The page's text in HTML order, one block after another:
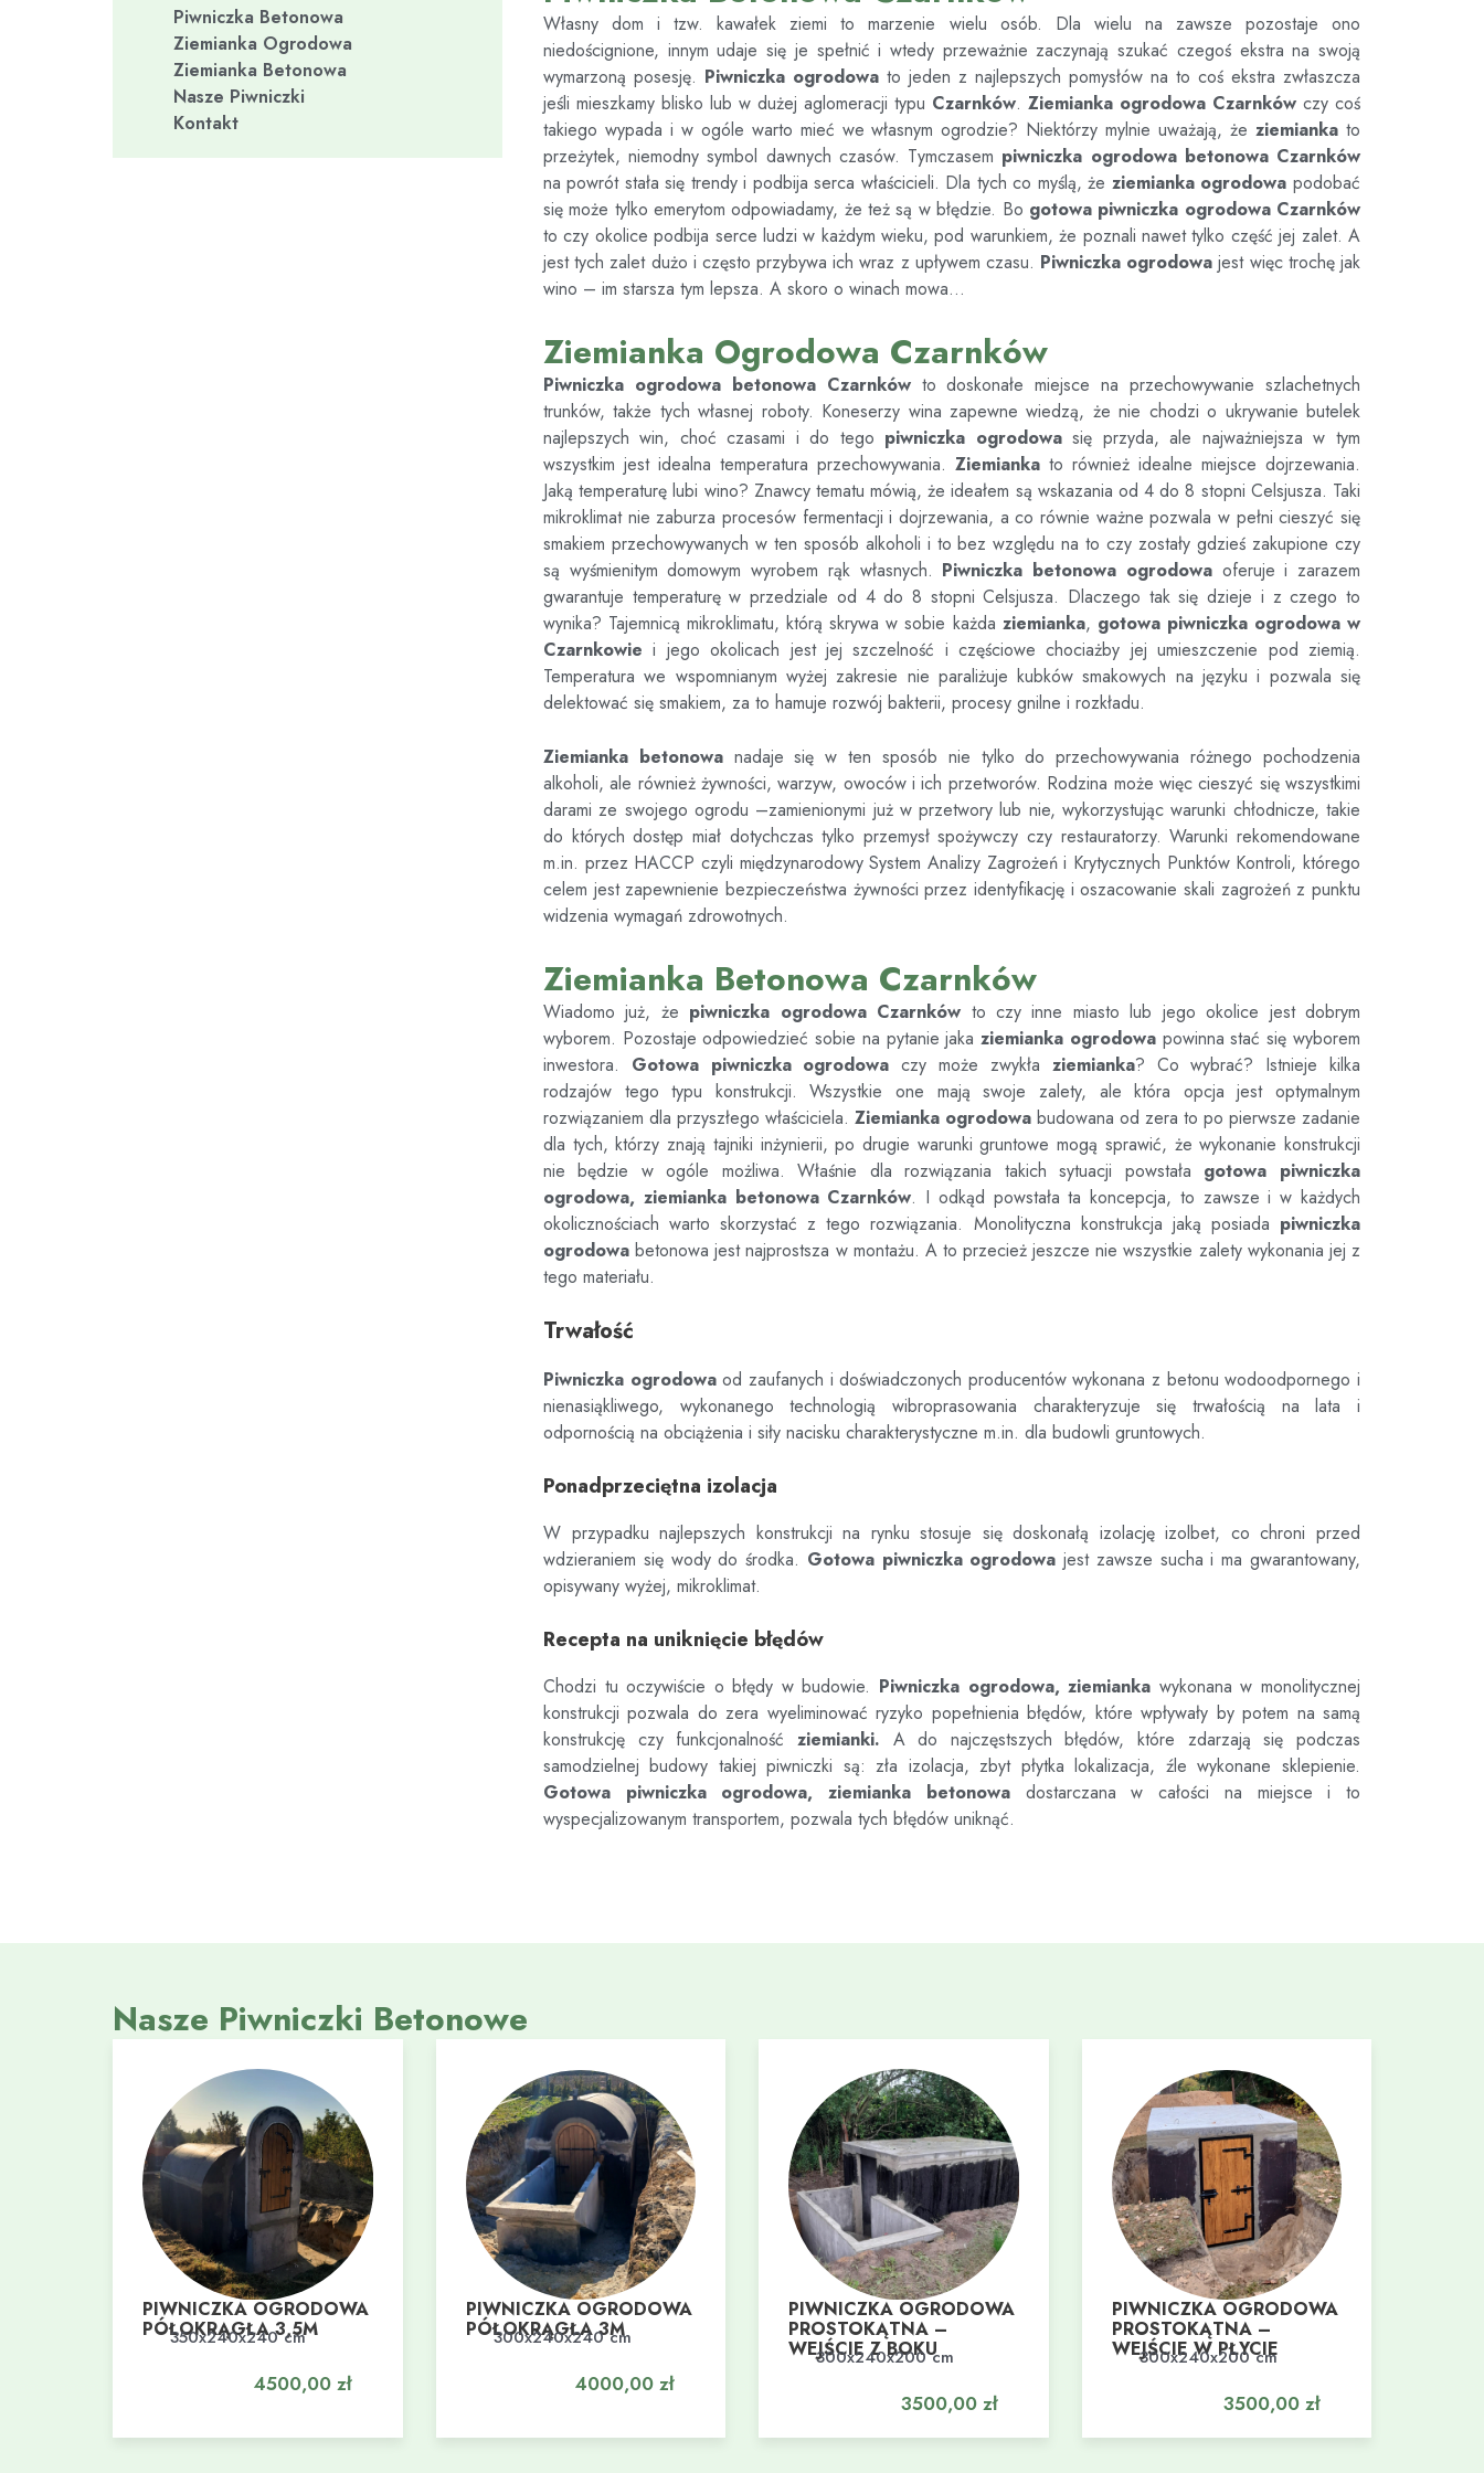
Piwniczka Betonowa
Ziemianka Ogrodowa
Ziemianka Betonowa
Nasze Piwniczki
Kontakt
Własny dom i tzw. kawałek ziemi to marzenie wielu osób. Dla wielu na zawsze pozostaje ono
niedoścignione, innym udaje się je spełnić i wtedy przeważnie zaczynają szukać czegoś ekstra na swoją
wymarzoną posesję. Piwniczka ogrodowato jeden z najlepszych pomysłów na to coś ekstra zwłaszcza
jeśli mieszkamy blisko lub w dużej aglomeracji typu Czarnków. Ziemianka ogrodowa Czarnków czy coś
takiego wypada i w ogóle warto mieć we własnym ogrodzie? Niektórzy mylnie uważają, żeziemianka to
przeżytek, niemodny symbol dawnych czasów. Tymczasem piwniczka ogrodowa betonowa Czarnków
na powrót stała się trendy i podbija serca właścicieli. Dla tych co myślą, że ziemianka ogrodowa podobać
się może tylko emerytom odpowiadamy, że też są w błędzie. Bo gotowa piwniczka ogrodowa Czarnków
to czy okolice podbija serce ludzi w każdym wieku, pod warunkiem, że poznali nawet tylko część jej zalet. A
jest tych zalet dużo i często przybywa ich wraz z upływem czasu. Piwniczka ogrodowa jest więc trochę jak
wino – im starsza tym lepsza. A skoro o winach mowa…
Ziemianka Ogrodowa Czarnków
Piwniczka ogrodowa betonowa Czarnków to doskonałe miejsce na przechowywanie szlachetnych
trunków, także tych własnej roboty. Koneserzy wina zapewne wiedzą, że nie chodzi o ukrywanie butelek
najlepszych win, choć czasami i do tego piwniczka ogrodowasię przyda, ale najważniejsza w tym
wszystkim jest idealna temperatura przechowywania. Ziemiankato również idealne miejsce dojrzewania.
Jaką temperaturę lubi wino? Znawcy tematu mówią, że ideałem są wskazania od 4 do 8 stopni Celsjusza. Taki
mikroklimat nie zaburza procesów fermentacji i dojrzewania, a co równie ważne pozwala w pełni cieszyć się
smakiem przechowywanych w ten sposób alkoholi i to bez względu na to czy zostały gdzieś zakupione czy
są wyśmienitym domowym wyrobem rąk własnych. Piwniczka betonowa ogrodowaoferuje i zarazem
gwarantuje temperaturę w przedziale od 4 do 8 stopni Celsjusza. Dlaczego tak się dzieje i z czego to
wynika? Tajemnicą mikroklimatu, którą skrywa w sobie każda ziemianka, gotowa piwniczka ogrodowa w
Czarnkowiei jego okolicach jest jej szczelność i częściowe chociażby jej umieszczenie pod ziemią.
Temperatura we wspomnianym wyżej zakresie nie paraliżuje kubków smakowych na języku i pozwala się
delektować się smakiem, za to hamuje rozwój bakterii, procesy gnilne i rozkładu.
Ziemianka betonowanadaje się w ten sposób nie tylko do przechowywania różnego pochodzenia
alkoholi, ale również żywności, warzyw, owoców i ich przetworów. Rodzina może więc cieszyć się wszystkimi
darami ze swojego ogrodu –zamienionymi już w przetwory lub nie, wykorzystując warunki chłodnicze, takie
do których dostęp miał dotychczas tylko przemysł spożywczy czy restauratorzy. Warunki rekomendowane
m.in. przez HACCP czyli międzynarodowy System Analizy Zagrożeń i Krytycznych Punktów Kontroli, którego
celem jest zapewnienie bezpieczeństwa żywności przez identyfikację i oszacowanie skali zagrożeń z punktu
widzenia wymagań zdrowotnych.
Ziemianka Betonowa Czarnków
Wiadomo już, że piwniczka ogrodowa Czarnków to czy inne miasto lub jego okolice jest dobrym
wyborem. Pozostaje odpowiedzieć sobie na pytanie jakaziemianka ogrodowapowinna stać się wyborem
inwestora. Gotowa piwniczka ogrodowa czy może zwykła ziemianka? Co wybrać? Istnieje kilka
rodzajów tego typu konstrukcji. Wszystkie one mają swoje zalety, ale która opcja jest optymalnym
rozwiązaniem dla przyszłego właściciela. Ziemianka ogrodowabudowana od zera to po pierwsze zadanie
dla tych, którzy znają tajniki inżynierii, po drugie warunki gruntowe mogą sprawić, że wykonanie konstrukcji
nie będzie w ogóle możliwa. Właśnie dla rozwiązania takich sytuacji powstała gotowa piwniczka
ogrodowa, ziemianka betonowa Czarnków. I odkąd powstała ta koncepcja, to zawsze i w każdych
okolicznościach warto skorzystać z tego rozwiązania. Monolityczna konstrukcja jaką posiada piwniczka
ogrodowabetonowa jest najprostsza w montażu. A to przecież jeszcze nie wszystkie zalety wykonania jej z
tego materiału.
Trwałość
Piwniczka ogrodowaod zaufanych i doświadczonych producentów wykonana z betonu wodoodpornego i
nienasiąkliwego, wykonanego technologią wibroprasowania charakteryzuje się trwałością na lata i
odpornością na obciążenia i siły nacisku charakterystyczne m.in. dla budowli gruntowych.
Ponadprzeciętna izolacja
W przypadku najlepszych konstrukcji na rynku stosuje się doskonałą izolację izolbet, co chroni przed
wdzieraniem się wody do środka. Gotowa piwniczka ogrodowa jest zawsze sucha i ma gwarantowany,
opisywany wyżej, mikroklimat.
Recepta na uniknięcie błędów
Chodzi tu oczywiście o błędy w budowie. Piwniczka ogrodowa, ziemianka wykonana w monolitycznej
konstrukcji pozwala do zera wyeliminować ryzyko popełnienia błędów, które wpływały by potem na samą
konstrukcję czy funkcjonalność ziemianki. A do najczęstszych błędów, które zdarzają się podczas
samodzielnej budowy takiej piwniczki są: zła izolacja, zbyt płytka lokalizacja, źle wykonane sklepienie.
Gotowa piwniczka ogrodowa, ziemianka betonowadostarczana w całości na miejsce i to
wyspecjalizowanym transportem, pozwala tych błędów uniknąć.
Nasze Piwniczki Betonowe
PIWNICZKA OGRODOWA
PÓŁOKRĄGŁA 3,5M
350x240x240 cm
4500,00 zł
Dodaj do koszyka
PIWNICZKA OGRODOWA
PÓŁOKRĄGŁA 3M
300x240x240 cm
4000,00 zł
Dodaj do koszyka
PIWNICZKA OGRODOWA
PROSTOKĄTNA –
WEJŚCIE Z BOKU
300x240x200 cm
3500,00 zł
Dodaj do koszyka
PIWNICZKA OGRODOWA
PROSTOKĄTNA –
WEJŚCIE W PŁYCIE
300x240x200 cm
3500,00 zł
Dodaj do koszyka